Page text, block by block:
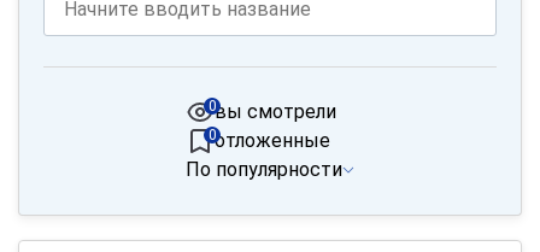
вы смотрели
0
отложенные
0
По популярности